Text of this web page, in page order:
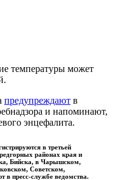
температуры может
предупреждают в
и напоминают,
энцефалита.
в третьей
районах края и
Бийска, в Чарышском,
Советском,
в пресс-службе ведомства.